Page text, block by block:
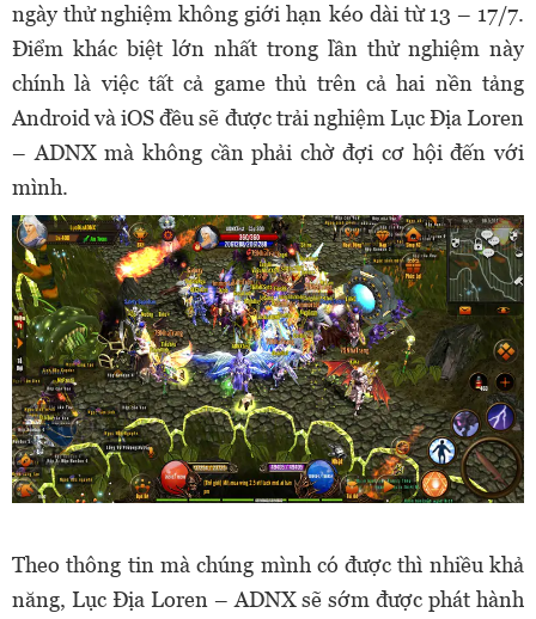
ngày thử nghiệm không giới hạn kéo dài từ 13 – 17/7.
Điểm khác biệt lớn nhất trong lần thử nghiệm này
chính là việc tất cả game thủ trên cả hai nền tảng
Android và iOS đều sẽ được trải nghiệm Lục Địa Loren
– ADNX mà không cần phải chờ đợi cơ hội đến với
mình.
Theo thông tin mà chúng mình có được thì nhiều khả
năng, Lục Địa Loren – ADNX sẽ sớm được phát hành